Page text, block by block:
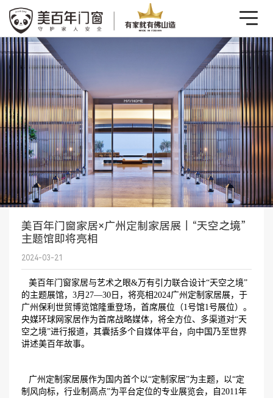
美百年门窗家居×广州定制家居展｜“天空之境”
主题馆即将亮相
2024-03-21
美百年门窗家居与艺术之眼&万有引力联合设计“天空之境”
的主题展馆，3月27—30日，将亮相2024广州定制家居展，于
广州保利世贸博览馆隆重登场，首席展位（1号馆1号展位）。
央媒环球网家居作为首席战略媒体，将全方位、多渠道对“天
空之境”进行报道，其囊括多个自媒体平台，向中国乃至世界
讲述美百年故事。
广州定制家居展作为国内首个以“定制家居”为主题，以“定
制风向标，行业制高点”为平台定位的专业展览会，自2011年